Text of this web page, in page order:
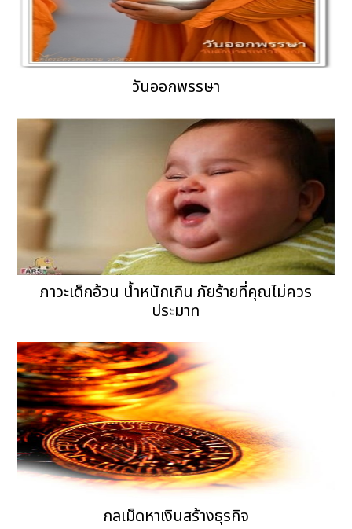
วันออกพรรษา
ภาวะเด็กอ้วน น้ำหนักเกิน ภัยร้ายที่คุณไม่ควร
ประมาท
กลเม็ดหาเงินสร้างธุรกิจ